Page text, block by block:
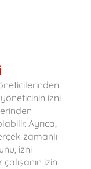
izni
Ayrıca,
zamanlı
izni
izin